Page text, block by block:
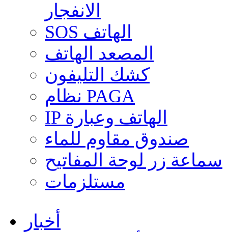
الانفجار
SOS الهاتف
المصعد الهاتف
كشك التليفون
نظام PAGA
IP الهاتف وعبارة
صندوق مقاوم للماء
سماعة زر لوحة المفاتيح
مستلزمات
أخبار